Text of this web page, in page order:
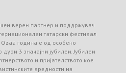
верен партнер и поддржувач
татарски фестивал
Оваа година е од особено
3 значајни јубилеи. Јубилеи
и пријателството кое
вредности на